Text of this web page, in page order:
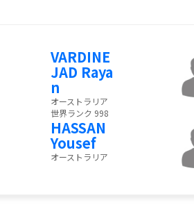
VARDINE
JAD Raya
n
オーストラリア
世界ランク 998
HASSAN
Yousef
オーストラリア